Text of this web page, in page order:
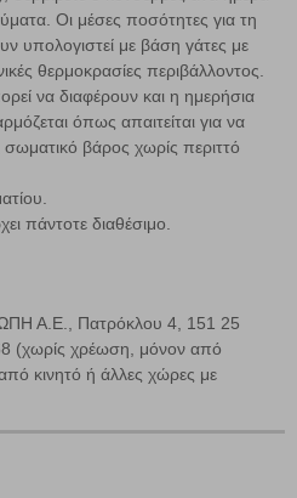
Οι μέσες ποσότητες για τη
υπολογιστεί με βάση γάτες με
θερμοκρασίες περιβάλλοντος.
να διαφέρουν και η ημερήσια
όπως απαιτείται για να
σωματικό βάρος χωρίς περιττό
πάντοτε διαθέσιμο.
Α.Ε., Πατρόκλου 4, 151 25
(χωρίς χρέωση, μόνον από
κινητό ή άλλες χώρες με
όλων